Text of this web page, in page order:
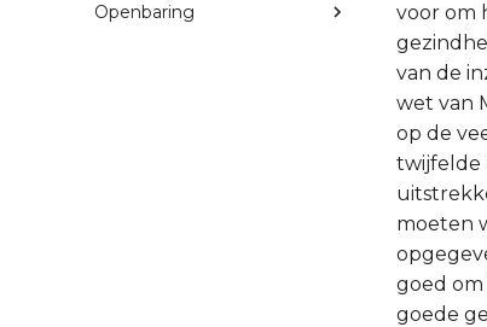
Openbaring
voor om
van de
wet van
op de
twijfelde
moeten
goed om
goede